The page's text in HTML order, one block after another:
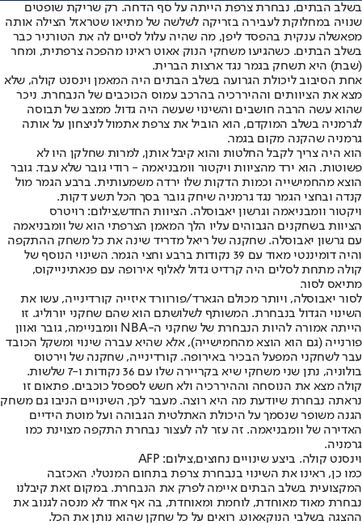
בשלב הבתים, נבחרת צרפת הייתה על סף הדחה. רק שריקת שופטים
שנויה במחלוקת לעבירה בזריקה לשלשה של מתיאו שטראזל הצילה אותה
מפאשלה ענקית בהפסד ליפן, מה שהיה עלול לסיים לה את הטורניר כבר
בשלב הבתים. כשהגיעו משחקי הנוק אאוט ראינו מהפכה צרפתית, ומחר
(שבת) היא תשחק בגמר נגד ארצות הברית.
אחת הסיבוב ליכולת הגרועה בשלב הבתים היה המאמן וינסנט קולה, שלא
מצא את הציוותים וההיררכיה בהרכב עמוס הכוכבים של הנבחרת. ניכר
שהוא עשה הרבה חושבים והשינוי שעשה היה גדול. ממצב של תבוסה
לגרמניה בשלב המוקדם, הוא הוביל את צרפת אתמול לניצחון על אותה
גרמניה שהקנה מקום בגמר.
הוא היה צריך לקבל החלטות והוא קיבל אותן, למרות שחלקן היו לא
פשוטות. הוא ירד מהציוות ויקטור וומבניאמה - רודי גובר שלא עבד. גובר
הוצא מהחמישייה וכמות הדקות שלו ירדה משמעותית. ברבע הגמר מול
קנדה ובחצי הגמר נגד גרמניה שיחק גובר בסך הכל תשע דקות.
ויקטור וומבניאמה וגרשון יאבוסלה. הציוות החדש,צילום: רויטרס
הציוות בשחקנים הגבוהים עליו הלך המאמן הצרפתי הוא של וומבניאמה
עם גרשון יאבוסלה. שחקנה של ריאל מדריד שינה את כל משחק ההתקפה
והיה דומיננטי מאוד עם 39 נקודות ברבע וחצי הגמר. השינוי הנוסף של
קולה מתחת לסלים היה קרדיט גדול לאלוף אירופה עם פנאתינייקוס,
מתיאס לסור.
לסור יאבוסלה, ויותר מכולם הגארד/פורוורד איזייה קורדינייה, עשו את
השינוי הגדול בנבחרת. המשותף לשלושתם הוא שהם שחקני יורוליג. זו
הייתה אמורה להיות הנבחרת של שחקני ה-NBA וומבניימה, גובר ואוון
פורנייה (גם הוא הוצא מהחמישייה), אלא שהיא עברה שינוי ומשקל הכובד
עבר לשחקני המפעל הבכיר באירופה. קורדינייה, שחקנה של וירטוס
בולוניה, נתן שני משחקי שיא בקריירה שלו עם 36 נקודות ו-7 שלשות.
קולה מצא את הנוסחה וההיררכיה ולא חשש לספסל כוכבים. פתאום זו
נראתה נבחרת שיודעת מה היא רוצה. מעבר לכך, השינויים הניבו גם משחק
הגנה משופר שנסמך על היכולת האתלטית הגבוהה ועל מוטת הידיים
האדירה של וומבניאמה. זה עזר לה לעצור נבחרת התקפה מצוינת כמו
גרמניה.
וינסנט קולה. ביצע שינויים נחוצים,צילום: AFP
כמו כן, ראינו את השינוי בנבחרת צרפת בתחום המנטלי. האכזבה
המקצועית בשלב הבתים איימה לפרק את הנבחרת. במקום זאת קיבלנו
נבחרת מאוד מאוחדת, לוחמת ומאוחדת, בה אף אחד לא מנסה לגנוב את
ההצגה בשלבי הנוקאאוט. רואים על כל שחקן שהוא נותן את הכל.